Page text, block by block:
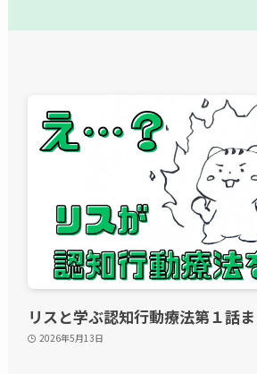
リスと学ぶ認知行動療法第１話
2026年5月13日